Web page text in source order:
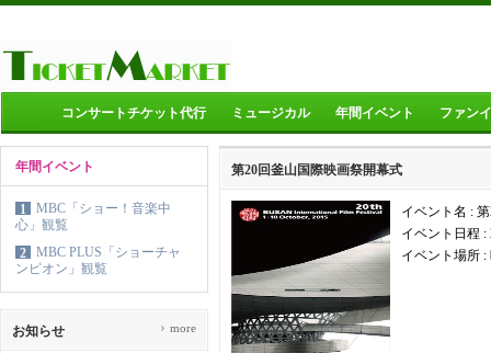
コンサートチケット代行 ミュージカル 年間イベント ファン
年間イベント
1
MBC「ショー！音楽中
心」観覧
2
MBC PLUS「ショーチャ
ンピオン」観覧
お知らせ › more
第20回釜山国際映画祭開幕式
イベント名 :
イベント日程 :
イベント場所 :